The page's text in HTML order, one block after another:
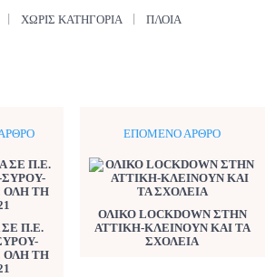
ΧΩΡΊΣ ΚΑΤΗΓΟΡΊΑ ΠΛΟΊΑ
Π.Ε.
ΟΛΗ ΤΗ
ΕΠΌΜΕΝΟ ΆΡΘΡΟ
ΟΛΙΚΟ LOCKDOWN ΣΤΗΝ
ΑΤΤΙΚΗ-ΚΛΕΙΝΟΥΝ ΚΑΙ ΤΑ
ΣΧΟΛΕΙΑ